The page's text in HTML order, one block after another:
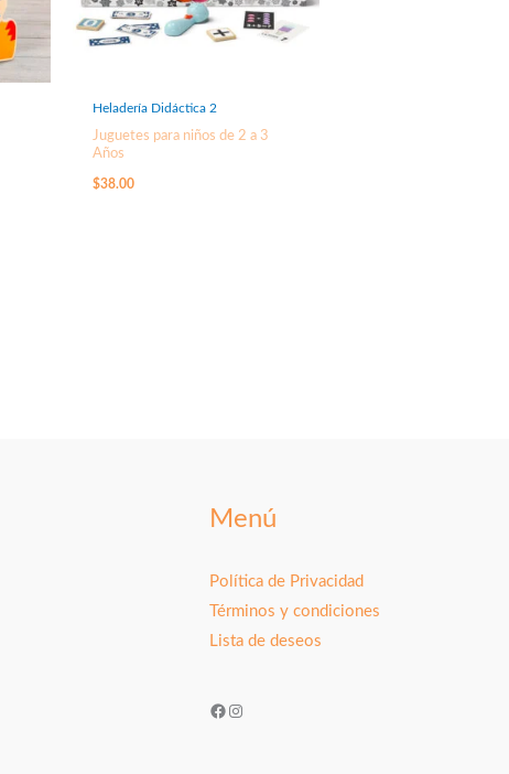
Heladería Didáctica 2
Juguetes para niños de 2 a 3
Años
$38.00
Menú
Política de Privacidad
Términos y condiciones
Lista de deseos
Facebook
Instagram